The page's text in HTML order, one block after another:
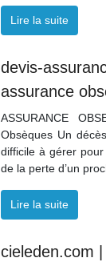
Lire la suite
devis-
assurance
ASSURANCE
Obsèques Un
difficile à gérer
de la perte d’un
Lire la suite
cieleden.com